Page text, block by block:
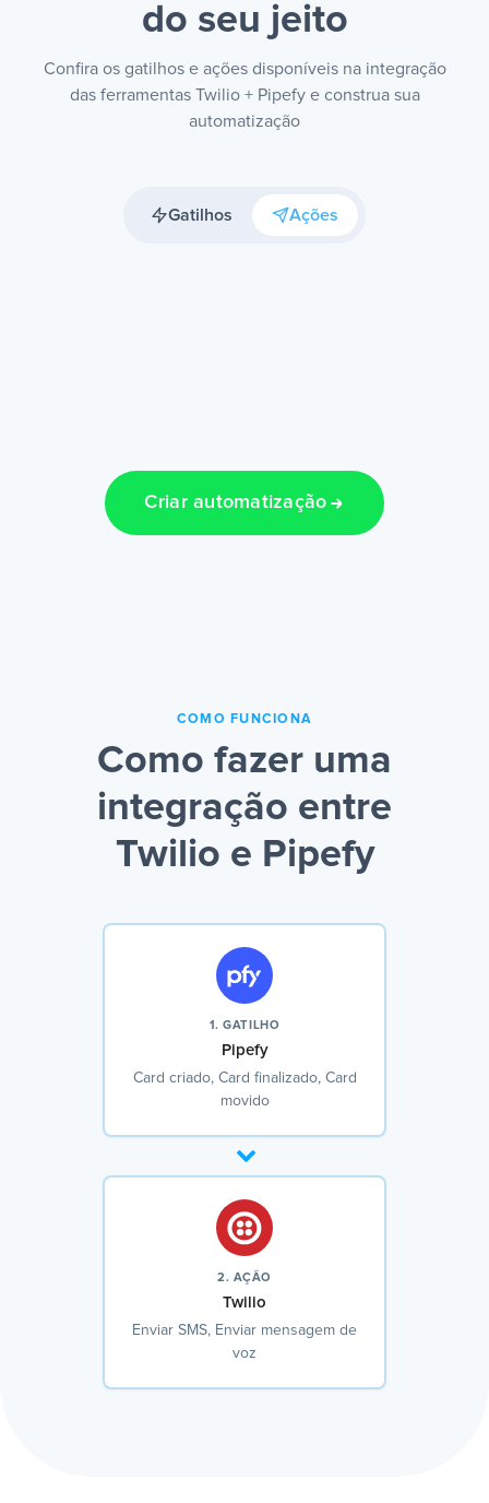
do seu jeito
Confira os gatilhos e ações disponíveis na integração
das ferramentas Twilio + Pipefy e construa sua
automatização
Gatilhos Ações
Criar automatização
COMO FUNCIONA
Como fazer uma
integração entre
Twilio e Pipefy
1. GATILHO
Pipefy
Card criado, Card finalizado, Card
movido
2. AÇÃO
Twilio
Enviar SMS, Enviar mensagem de
voz